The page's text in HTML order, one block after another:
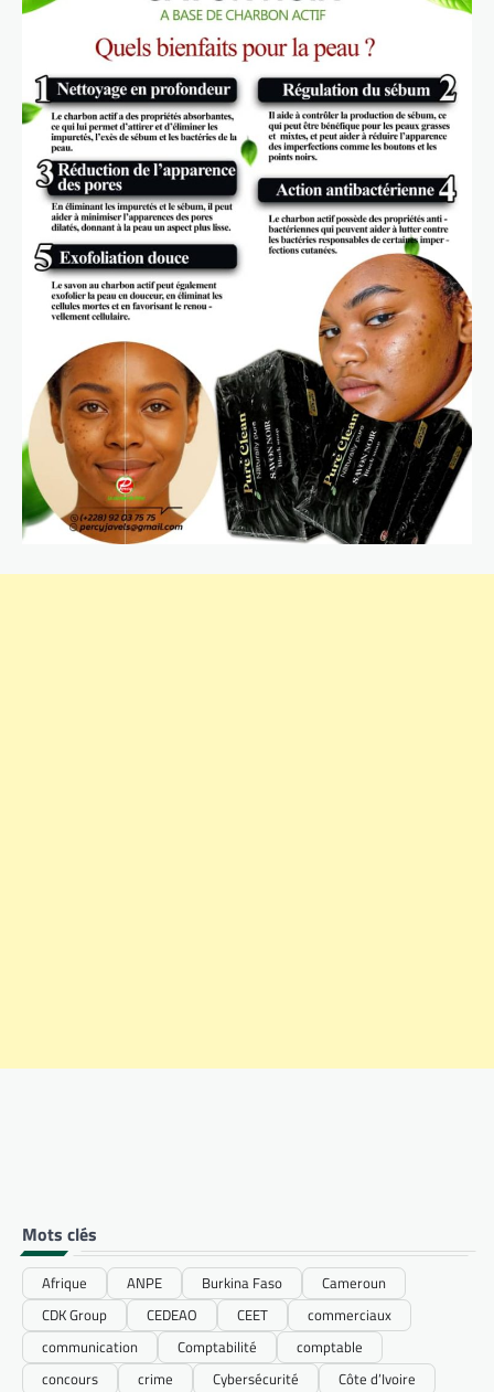
Mots clés
Afrique ANPE Burkina Faso
Cameroun
CDK Group
CEDEAO CEET
commerciaux
communication
Comptabilité
comptable
concours
crime Cybersécurité
Côte d’Ivoire